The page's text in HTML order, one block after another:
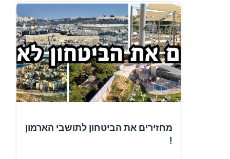
מחזירים את הביטחון לתושבי הארמון
!